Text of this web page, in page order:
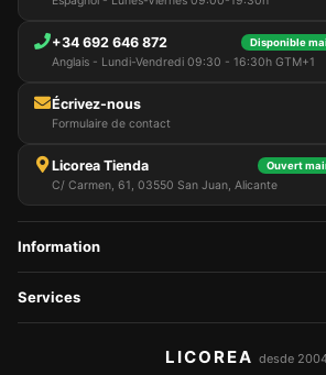
+34 692 646 872 Disponible
Anglais - Lundi-Vendredi 09:30 - 16:30h GTM+1
Écrivez-nous
Formulaire de contact
Licorea Tienda Ouvert
C/ Carmen, 61, 03550 San Juan, Alicante
Information
Services
LICOREA desde